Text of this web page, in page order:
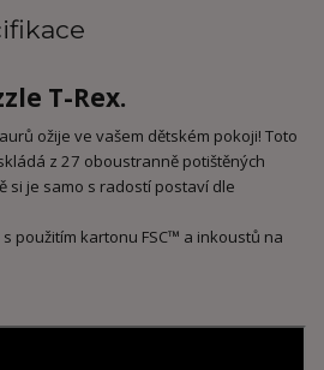
T-Rex.
ožije ve vašem dětském pokoji! Toto
z 27 oboustranně potištěných
si je samo s radostí postaví dle
použitím kartonu FSC™ a inkoustů na